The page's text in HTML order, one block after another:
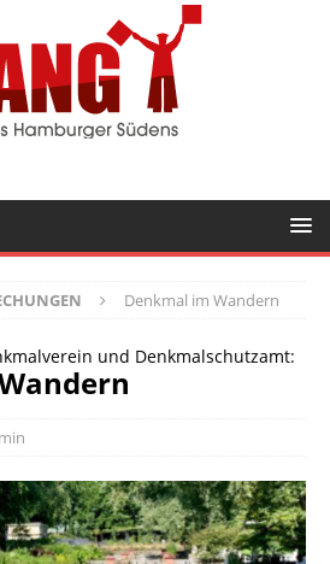
Denkmal im Wandern
und Denkmalschutzamt: